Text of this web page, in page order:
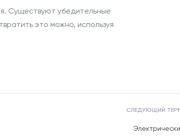
Существуют убедительные
это можно, используя
СЛЕДУЮЩИЙ